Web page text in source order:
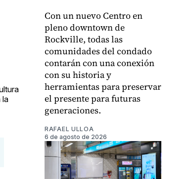
la
Con un nuevo Centro en
pleno downtown de
Rockville, todas las
comunidades del condado
contarán con una conexión
con su historia y
herramientas para preservar
el presente para futuras
generaciones.
RAFAEL ULLOA
6 de agosto de 2026